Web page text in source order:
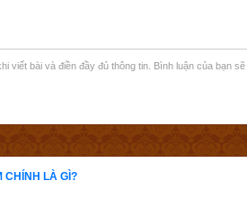
viết bài và điền đầy đủ thông tin. Bình luận của bạn
CHÍNH LÀ GÌ?